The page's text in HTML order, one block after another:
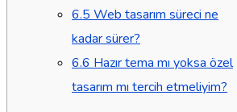
6.5 Web tasarım süreci ne
kadar sürer?
6.6 Hazır tema mı yoksa özel
tasarım mı tercih etmeliyim?